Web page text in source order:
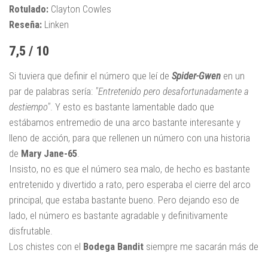
Rotulado: Clayton Cowles
Reseña: Linken
7,5 / 10
Si tuviera que definir el número que leí de Spider-Gwen en un
par de palabras sería: "Entretenido pero desafortunadamente a
destiempo" . Y esto es bastante lamentable dado que
estábamos entremedio de una arco bastante interesante y
lleno de acción, para que rellenen un número con una historia
de Mary Jane-65
Insisto, no es que el número sea malo, de hecho es bastante
entretenido y divertido a rato, pero esperaba el cierre del arco
principal, que estaba bastante bueno. Pero dejando eso de
lado, el número es bastante agradable y definitivamente
disfrutable.
Los chistes con el Bodega Bandit siempre me sacarán más de